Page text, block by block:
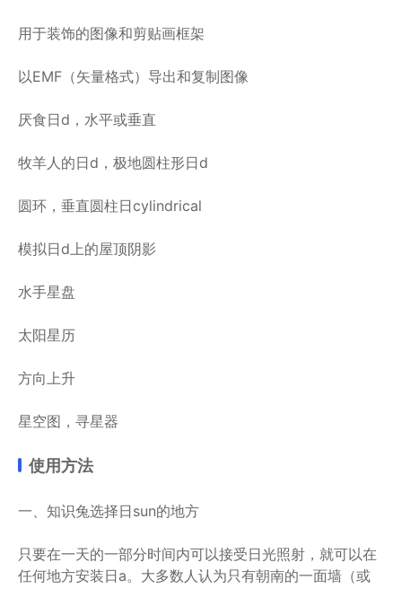
用于装饰的图像和剪贴画框架
以EMF（矢量格式）导出和复制图像
厌食日d，水平或垂直
牧羊人的日d，极地圆柱形日d
圆环，垂直圆柱日cylindrical
模拟日d上的屋顶阴影
水手星盘
太阳星历
方向上升
星空图，寻星器
使用方法
一、知识兔选择日sun的地方
只要在一天的一部分时间内可以接受日光照射，就可以在
任何地方安装日a。大多数人认为只有朝南的一面墙（或